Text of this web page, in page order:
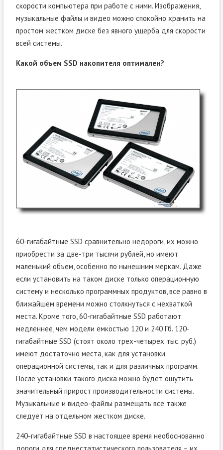
скорости компьютера при работе с ними. Изображения,
музыкальные файлы и видео можно спокойно хранить на
простом жестком диске без явного ущерба для скорости
всей системы.
Какой объем SSD накопителя оптимален?
60-гигабайтные SSD сравнительно недороги, их можно
приобрести за две-три тысячи рублей, но имеют
маленький объем, особенно по нынешним меркам. Даже
если установить на таком диске только операционную
систему и несколько программных продуктов, все равно в
ближайшем времени можно столкнуться с нехваткой
места. Кроме того, 60-гигабайтные SSD работают
медленнее, чем модели емкостью 120 и 240 Гб. 120-
гигабайтные SSD (стоят около трех-четырех тыс. руб.)
имеют достаточно места, как для установки
операционной системы, так и для различных программ.
После установки такого диска можно будет ощутить
значительный прирост производительности системы.
Музыкальные и видео-файлы размещать все также
следует на отдельном жестком диске.
240-гигабайтные SSD в настоящее время необоснованно